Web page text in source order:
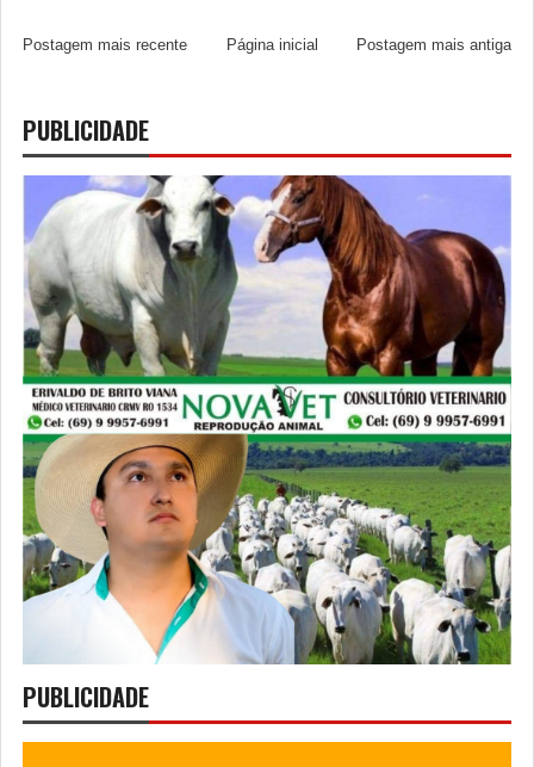
Postagem mais recente Postagem mais antiga
Página inicial
PUBLICIDADE
PUBLICIDADE